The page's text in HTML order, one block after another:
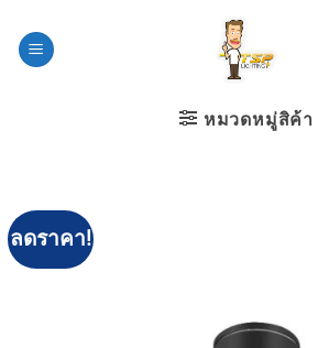
หมวดหมู่สิค้า
ลดราคา!